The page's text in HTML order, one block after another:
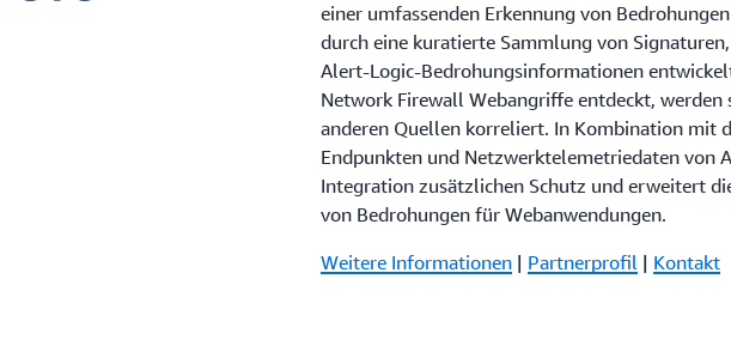
einer umfassenden Erkennung von
durch eine kuratierte Sammlung von
Alert-Logic-Bedrohungsinformationen
Network Firewall Webangriffe entdeckt,
anderen Quellen korreliert. In Kombination mit
Endpunkten und Netzwerktelemetriedaten von
Integration zusätzlichen Schutz und erweitert
von Bedrohungen für Webanwendungen.
Weitere Informationen | Partnerprofil | Kontakt